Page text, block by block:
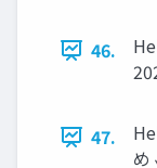
46.
47.
め